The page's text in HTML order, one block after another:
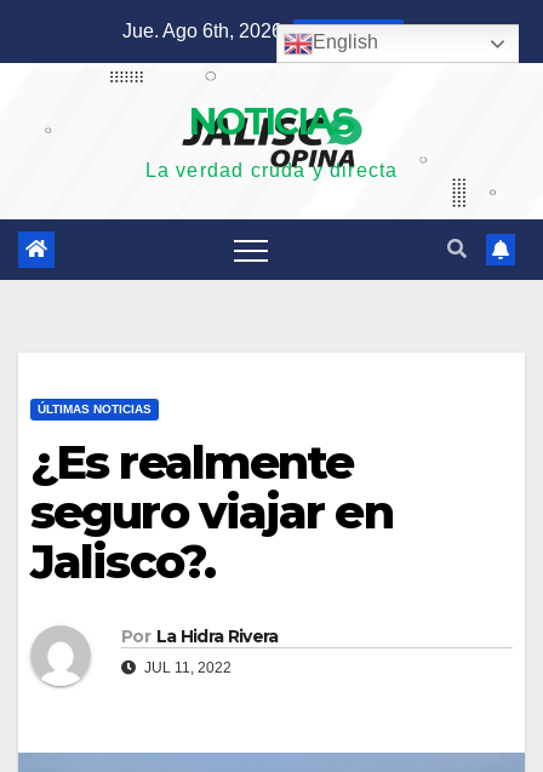
Jue. Ago 6th, 2026 10:54:19 PM
NOTICIAS
La verdad cruda y directa
ÚLTIMAS NOTICIAS
¿Es realmente
seguro viajar en
Jalisco?.
Por La Hidra Rivera
JUL 11, 2022
English